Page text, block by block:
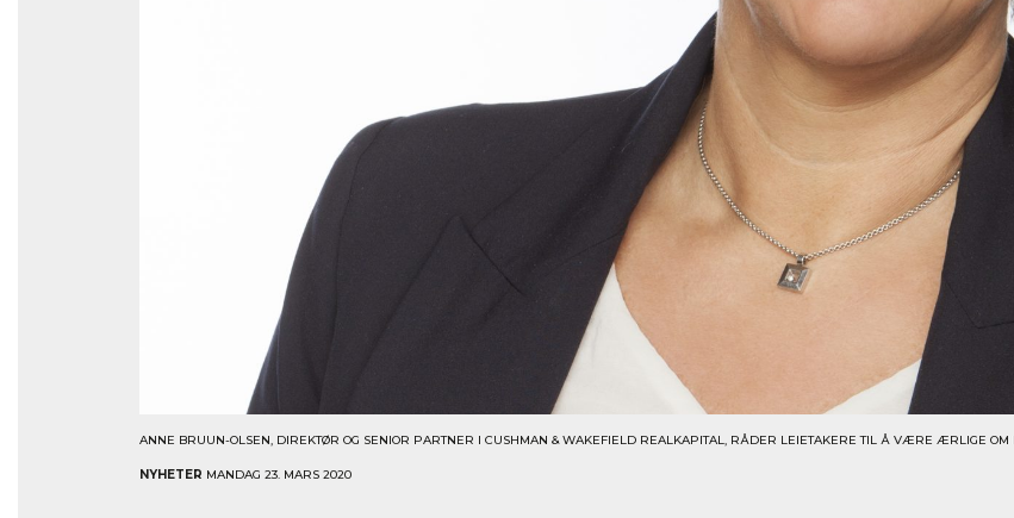
ANNE BRUUN-OLSEN, DIREKTØR OG SENIOR PARTNER I CUSHMAN & WAKEFIELD REALKAPITAL, RÅDER LEIETAKERE TIL Å VÆRE ÆRLIGE OM
NYHETER MANDAG 23. MARS 2020